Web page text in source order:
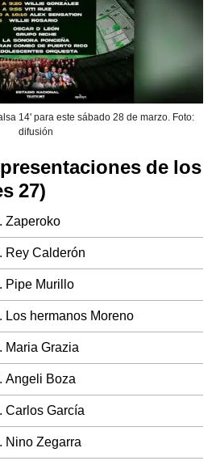
14' para este sábado 28 de marzo. Foto:
difusión
de los
27)
Zaperoko
Rey Calderón
Pipe Murillo
Los hermanos Moreno
Maria Grazia
Angeli Boza
Carlos García
Nino Zegarra